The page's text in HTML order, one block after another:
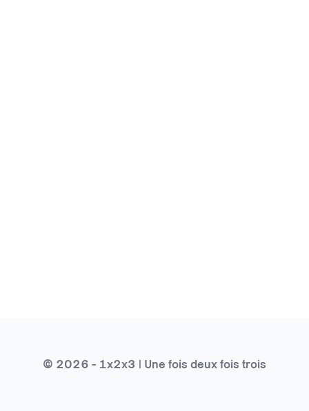
© 2026 - 1x2x3 | Une fois deux fois trois